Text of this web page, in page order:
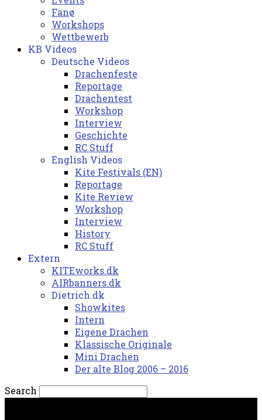
Fanø
Workshops
Wettbewerb
KB Videos
Deutsche Videos
Drachenfeste
Reportage
Drachentest
Workshop
Interview
Geschichte
RC Stuff
English Videos
Kite Festivals (EN)
Reportage
Kite Review
Workshop
Interview
History
RC Stuff
Extern
KITEworks.dk
AIRbanners.dk
Dietrich.dk
Showkites
Intern
Eigene Drachen
Klassische Originale
Mini Drachen
Der alte Blog 2006 – 2016
Search